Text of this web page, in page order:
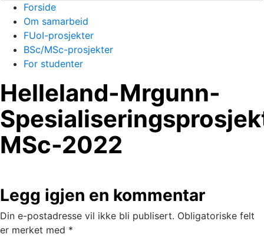
Forside
Om samarbeid
FUoI-prosjekter
BSc/MSc-prosjekter
For studenter
Helleland-Mrgunn-
MSc-2022
Legg igjen en kommentar
Din e-postadresse vil ikke bli publisert. Obligatoriske felt
er merket med *